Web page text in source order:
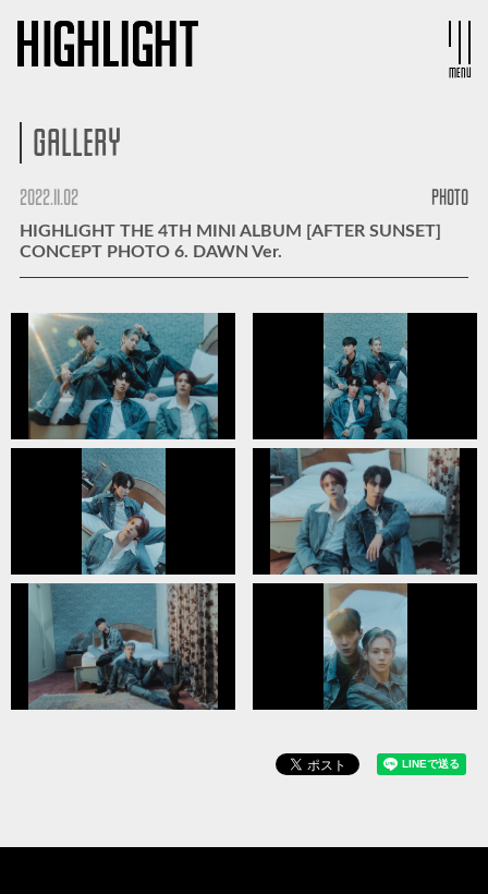
MENU
GALLERY
2022.11.02 PHOTO
HIGHLIGHT THE 4TH MINI ALBUM [AFTER SUNSET]
CONCEPT PHOTO 6. DAWN Ver.